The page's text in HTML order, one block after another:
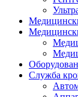
Служба